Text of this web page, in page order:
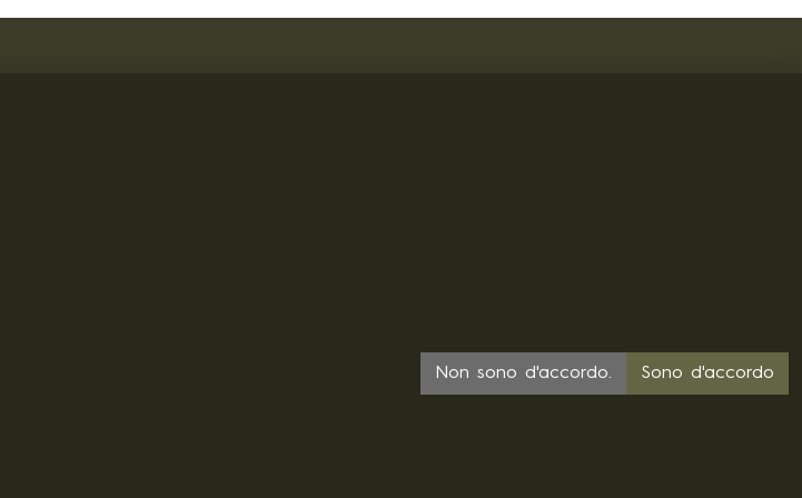
Non sono d'accordo. Sono d'accordo